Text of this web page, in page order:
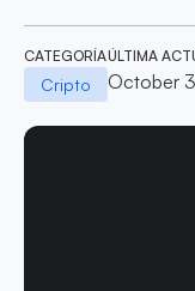
CATEGORÍA
Cripto
ÚLTIMA
October